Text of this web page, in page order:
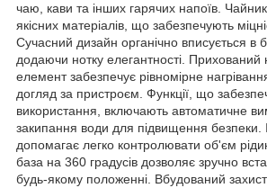
чаю, кави та інших гарячих напоїв.
якісних матеріалів, що забезпечують
Сучасний дизайн органічно вписується в
додаючи нотку елегантності. Прихований
елемент забезпечує рівномірне
догляд за пристроєм. Функції, що
використання, включають автоматичне
закипання води для підвищення безпеки.
допомагає легко контролювати об'єм
база на 360 градусів дозволяє зручно
будь-якому положенні. Вбудований захист